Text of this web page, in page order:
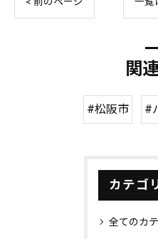
関
#松阪市 #
カテゴ
全てのカ